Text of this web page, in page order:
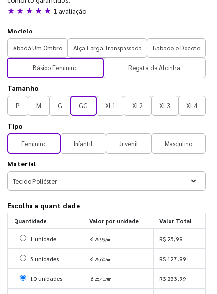
★ ★ ★ ★ ★ 1 avaliação
Modelo
Abadá Um Ombro Alça Larga Transpassada Babado e Decote
Básico Feminino Regata de Alcinha
Tamanho
P M G GG XL1 XL2 XL3 XL4
Tipo
Feminino Infantil Juvenil Masculino
Material
Escolha a quantidade
Quantidade Valor por unidade Valor Total
Selecionar 1 unidade
1 unidade R$ 25,99/un R$ 25,99
Selecionar 5 unidades
5 unidades R$ 25,60/un R$ 127,99
Selecionar 10 unidades
10 unidades R$ 25,40/un R$ 253,99